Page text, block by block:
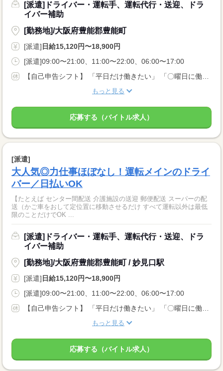
[派遣]ドライバー・運転手、運転代行・送迎、ドラ
イバー補助
[勤務地]/大阪府豊能郡豊能町
[派遣] 日給15,120円〜18,900円
[派遣]09:00〜21:00、11:00〜22:00、06:00〜17:00
もっと見る
応募する（バイトル求人）
[派遣]
大人気◎力仕事ほぼなし！運転メインのドライ
バー／日払いOK
【たとえば センター間配送 介護施設の送迎 郵便配送 スーパーの配
送（かご車をおして定位置に移動させるだけ すべて運転以外は最低
限のことだけでOK ...
[派遣]ドライバー・運転手、運転代行・送迎、ドラ
イバー補助
[勤務地]/大阪府豊能郡豊能町 / 妙見口駅
[派遣] 日給15,120円〜18,900円
[派遣]09:00〜21:00、11:00〜22:00、06:00〜17:00
もっと見る
応募する（バイトル求人）